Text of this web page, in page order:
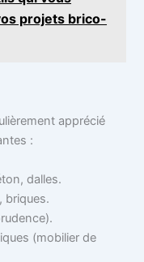
projets brico-
apprécié
:
dalles.
, briques.
(mobilier de